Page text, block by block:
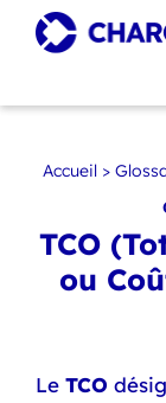
Accueil>
TCO
ou
Le TCO